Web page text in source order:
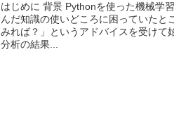
はじめに 背景 Pythonを使った機械学
んだ知識の使いどころに困っていたと
みれば？」というアドバイスを受けて
分析の結果...